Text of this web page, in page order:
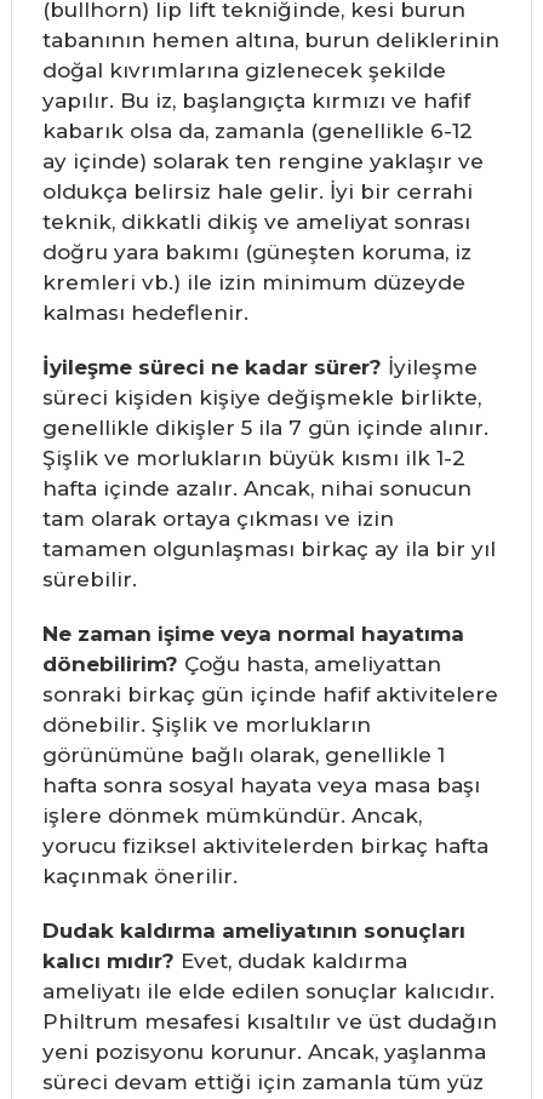
(bullhorn) lip lift tekniğinde, kesi burun
tabanının hemen altına, burun deliklerinin
doğal kıvrımlarına gizlenecek şekilde
yapılır. Bu iz, başlangıçta kırmızı ve hafif
kabarık olsa da, zamanla (genellikle 6-12
ay içinde) solarak ten rengine yaklaşır ve
oldukça belirsiz hale gelir. İyi bir cerrahi
teknik, dikkatli dikiş ve ameliyat sonrası
doğru yara bakımı (güneşten koruma, iz
kremleri vb.) ile izin minimum düzeyde
kalması hedeflenir.
İyileşme süreci ne kadar sürer? İyileşme
süreci kişiden kişiye değişmekle birlikte,
genellikle dikişler 5 ila 7 gün içinde alınır.
Şişlik ve morlukların büyük kısmı ilk 1-2
hafta içinde azalır. Ancak, nihai sonucun
tam olarak ortaya çıkması ve izin
tamamen olgunlaşması birkaç ay ila bir yıl
sürebilir.
Ne zaman işime veya normal hayatıma
dönebilirim? Çoğu hasta, ameliyattan
sonraki birkaç gün içinde hafif aktivitelere
dönebilir. Şişlik ve morlukların
görünümüne bağlı olarak, genellikle 1
hafta sonra sosyal hayata veya masa başı
işlere dönmek mümkündür. Ancak,
yorucu fiziksel aktivitelerden birkaç hafta
kaçınmak önerilir.
Dudak kaldırma ameliyatının sonuçları
kalıcı mıdır? Evet, dudak kaldırma
ameliyatı ile elde edilen sonuçlar kalıcıdır.
Philtrum mesafesi kısaltılır ve üst dudağın
yeni pozisyonu korunur. Ancak, yaşlanma
süreci devam ettiği için zamanla tüm yüz